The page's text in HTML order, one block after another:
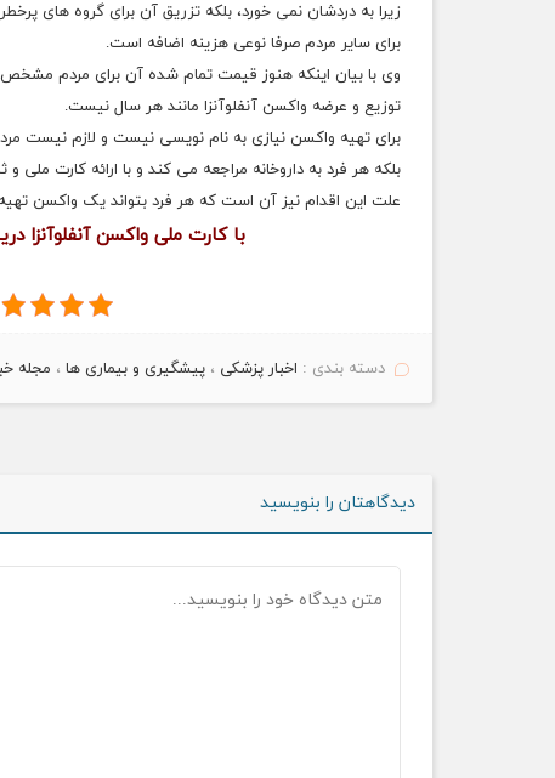
زیرا به دردشان نمی خورد، بلکه تزریق آن برای گروه های
برای سایر مردم صرفا نوعی هزینه اضافه است.
وی با بیان اینکه هنوز قیمت تمام شده آن برای مردم مشخص
توزیع و عرضه واکسن آنفلوآنزا مانند هر سال نیست.
برای تهیه واکسن نیازی به نام نویسی نیست و لازم نیست
بلکه هر فرد به داروخانه مراجعه می کند و با ارائه کارت
علت این اقدام نیز آن است که هر فرد بتواند یک واکسن
با کارت ملی واکسن آنفلوآنزا
دسته بندی : اخبار پزشکی ،پیشگیری و بیماری ها ، مجله
دیدگاهتان را بنویسید